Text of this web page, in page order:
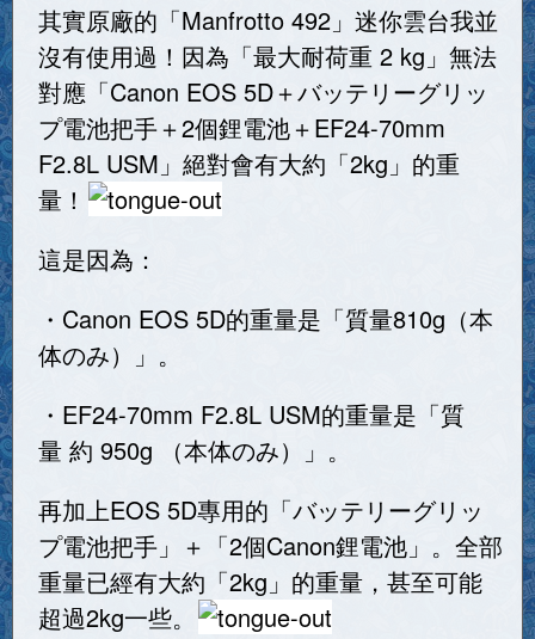
其實原廠的「Manfrotto 492」迷你雲台我並
沒有使用過！因為「最大耐荷重 2 kg」無法
對應「Canon EOS 5D＋バッテリーグリッ
プ電池把手＋2個鋰電池＋EF24-70mm
F2.8L USM」絕對會有大約「2kg」的重
量！
這是因為：
・Canon EOS 5D的重量是「質量810g（本
体のみ）」。
・EF24-70mm F2.8L USM的重量是「質
量 約 950g （本体のみ）」。
再加上EOS 5D專用的「バッテリーグリッ
プ電池把手」＋「2個Canon鋰電池」。全部
重量已經有大約「2kg」的重量，甚至可能
超過2kg一些。